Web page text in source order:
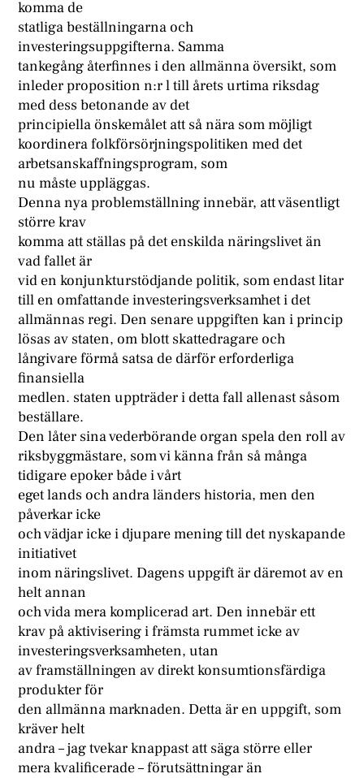
komma de
statliga beställningarna och
investeringsuppgifterna. Samma
tankegång återfinnes i den allmänna översikt, som
inleder proposition n:r l till årets urtima riksdag
med dess betonande av det
principiella önskemålet att så nära som möjligt
koordinera folkförsörjningspolitiken med det
arbetsanskaffningsprogram, som
nu måste uppläggas.
Denna nya problemställning innebär, att väsentligt
större krav
komma att ställas på det enskilda näringslivet än
vad fallet är
vid en konjunkturstödjande politik, som endast litar
till en omfattande investeringsverksamhet i det
allmännas regi. Den senare uppgiften kan i princip
lösas av staten, om blott skattedragare och
långivare förmå satsa de därför erforderliga
finansiella
medlen. staten uppträder i detta fall allenast såsom
beställare.
Den låter sina vederbörande organ spela den roll av
riksbyggmästare, som vi känna från så många
tidigare epoker både i vårt
eget lands och andra länders historia, men den
påverkar icke
och vädjar icke i djupare mening till det nyskapande
initiativet
inom näringslivet. Dagens uppgift är däremot av en
helt annan
och vida mera komplicerad art. Den innebär ett
krav på aktivisering i främsta rummet icke av
investeringsverksamheten, utan
av framställningen av direkt konsumtionsfärdiga
produkter för
den allmänna marknaden. Detta är en uppgift, som
kräver helt
andra – jag tvekar knappast att säga större eller
mera kvalificerade – förutsättningar än